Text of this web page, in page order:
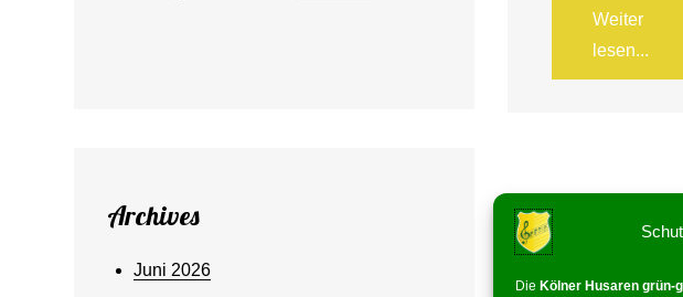
Die Kölner Husaren grün-
Weiter
lesen...
Archives
Juni 2026